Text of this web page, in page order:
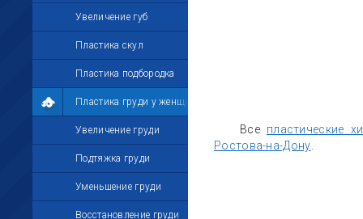
Увеличение губ
Пластика скул
Пластика подбородка
Пластика груди у женщин
Увеличение груди
Подтяжка груди
Уменьшение груди
Восстановление груди
Все пластические
Ростова-на-Дону